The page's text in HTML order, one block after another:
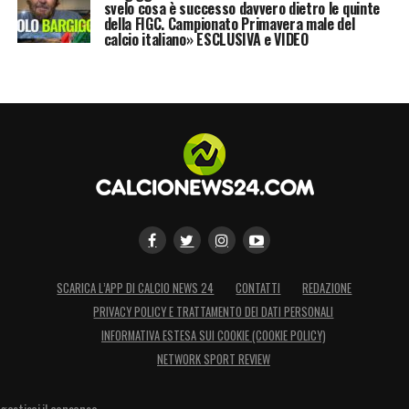
io sono molto, molto, molto sereno.Entro
Malagò FIGC, il nodo ct della
Nazionale
Il tema del nuovocommissario tecnico
tecnico.Malagòha ribadito di non aver
ancora avviato colloqui con allenatori,
proprio per rispettare il metodo annunciato:
ct.
svelo cosa è successo davvero dietro le quinte
della FIGC. Campionato Primavera male del
calcio italiano» ESCLUSIVA e VIDEO
SCARICA L’APP DI CALCIO NEWS 24 CONTATTI
REDAZIONE
PRIVACY POLICY E TRATTAMENTO DEI DATI PERSONALI
INFORMATIVA ESTESA SUI COOKIE (COOKIE POLICY)
NETWORK SPORT REVIEW